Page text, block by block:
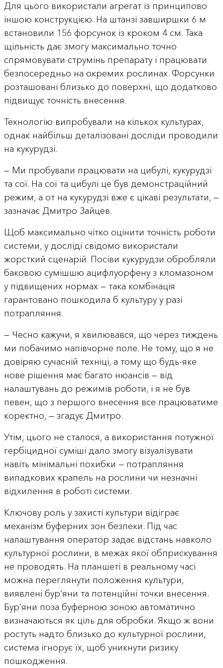
Для цього використали агрегат із принципово
іншою конструкцією. На штанзі завширшки 6 м
встановили 156 форсунок із кроком 4 см. Така
щільність дає змогу максимально точно
спрямовувати струмінь препарату і працювати
безпосередньо на окремих рослинах. Форсунки
розташовані близько до поверхні, що додатково
підвищує точність внесення.
Технологію випробували на кількох культурах,
однак найбільш деталізовані досліди проводили
на кукурудзі.
— Ми пробували працювати на цибулі, кукурудзі
та сої. На сої та цибулі це був демонстраційний
режим, а от на кукурудзі вже є цікаві результати, —
зазначає Дмитро Зайцев.
Щоб максимально чітко оцінити точність роботи
системи, у досліді свідомо використали
жорсткий сценарій. Посіви кукурудзи обробляли
баковою сумішшю ацифлуорфену з кломазоном
у підвищених нормах — така комбінація
гарантовано пошкодила б культуру у разі
потрапляння.
— Чесно кажучи, я хвилювався, що через тиждень
ми побачимо напівчорне поле. Не тому, що я не
довіряю сучасній техніці, а тому що будь-яке
нове рішення має багато нюансів — від
налаштувань до режимів роботи, і я не був
певен, що з першого внесення все працюватиме
коректно, — згадує Дмитро.
Утім, цього не сталося, а використання потужної
гербіцидної суміші дало змогу візуалізувати
навіть мінімальні похибки — потрапляння
випадкових крапель на рослини чи незначні
відхилення в роботі системи.
Ключову роль у захисті культури відіграє
механізм буферних зон безпеки. Під час
налаштування оператор задає відстань навколо
культурної рослини, в межах якої обприскування
не проводять. На планшеті в реальному часі
можна переглянути положення культури,
виявлені бур’яни та потенційні точки внесення.
Бур’яни поза буферною зоною автоматично
визначаються як ціль для обробки. Якщо ж вони
ростуть надто близько до культурної рослини,
система ігнорує їх, щоб уникнути ризику
пошкодження.